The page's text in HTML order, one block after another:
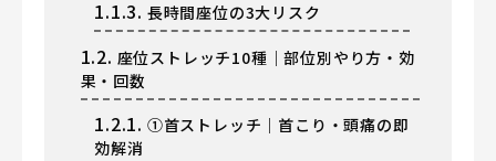
1.1.3. 長時間座位の3大リスク
1.2. 座位ストレッチ10種｜部位別やり方・効
果・回数
1.2.1. ①首ストレッチ｜首こり・頭痛の即
効解消